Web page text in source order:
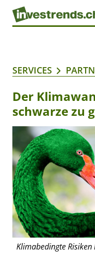
SERVICES
Der
schwarze zu
Klimabedingte